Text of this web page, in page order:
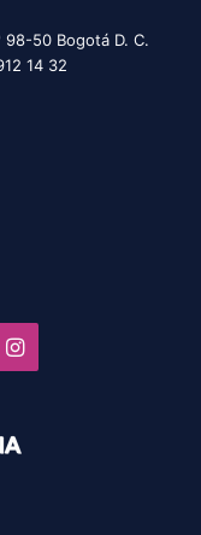
98-50 Bogotá D. C.
14 32
Instagram